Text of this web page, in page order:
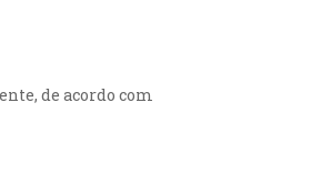
de acordo com